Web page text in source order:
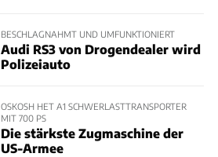
BESCHLAGNAHMT UND UMFUNKTIONIERT
Audi RS3 von Drogendealer wird
Polizeiauto
OSKOSH HET A1 SCHWERLASTTRANSPORTER
MIT 700 PS
Die stärkste Zugmaschine der
US-Armee